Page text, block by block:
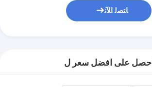
ﺎﺘﺼﻟ ﺍﻶﻧ
احصل على افضل سعر ل